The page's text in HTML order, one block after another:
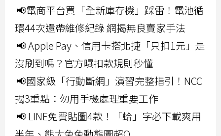
📢電商平台買「全新庫存機」踩雷！電池循
環44次還帶維修紀錄 網揭無良賣家手法
📢 Apple Pay、信用卡搭北捷「只扣1元」是
沒刷到嗎？官方曝扣款規則秒懂
📢國家級「行動斷網」演習完整指引！NCC
揭3重點：勿用手機處理重要工作
📢 LINE免費貼圖4款！「蛤」字必下載爽用